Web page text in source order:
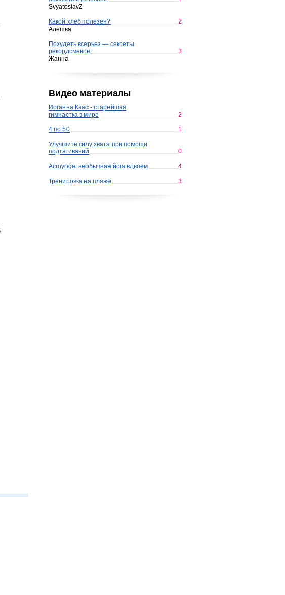
SvyatoslavZ
Какой хлеб полезен?
2
Алешка
Похудеть всерьез — секреты
рекордсменов
3
Жанна
Видео материалы
Иоганна Каас - старейшая
гимнастка в мире
2
4 по 50 1
Улучшите силу хвата при помощи
подтягиваний
0
Acroyoga: необычная йога вдвоем 4
Тренировка на пляже 3